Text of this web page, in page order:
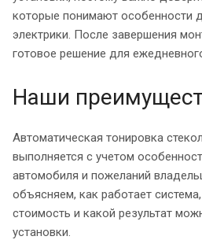
которые понимают особенности
электрики. После завершения
готовое решение для
Наши
Автоматическая тонировка
выполняется с учетом
автомобиля и пожеланий
объясняем, как работает
стоимость и какой результат
установки.